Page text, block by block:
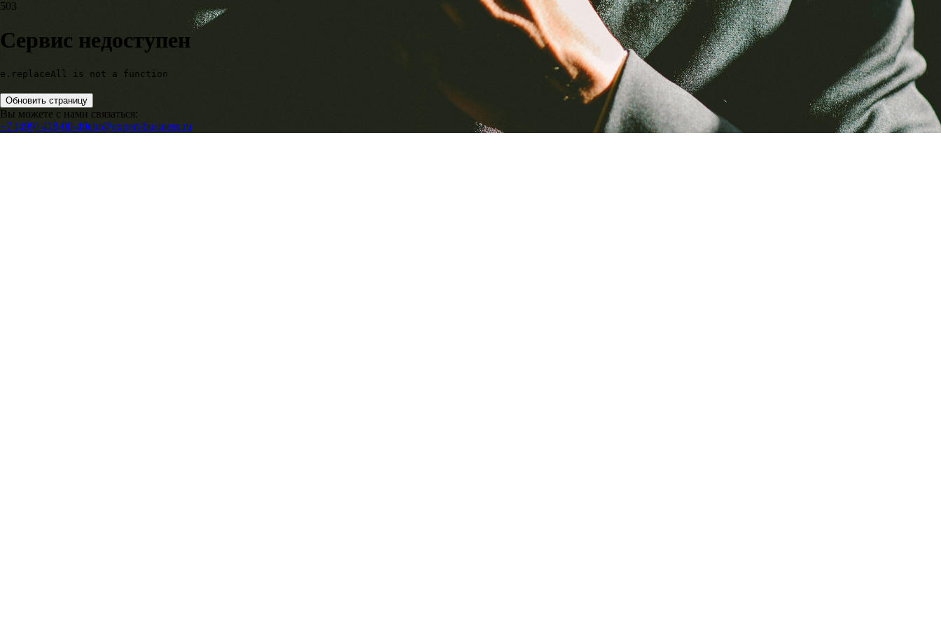
503
Сервис недоступен
e.replaceAll is not a function
Обновить страницу
Вы можете с нами связаться:
+7 (499) 418-00-40ebr@expert-business.ru